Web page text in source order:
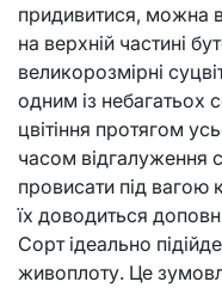
придивитися, можна
на верхній частині
великорозмірні
одним із небагатьох
цвітіння протягом
часом відгалуження
провисати під вагою
їх доводиться
Сорт ідеально
живоплоту. Це